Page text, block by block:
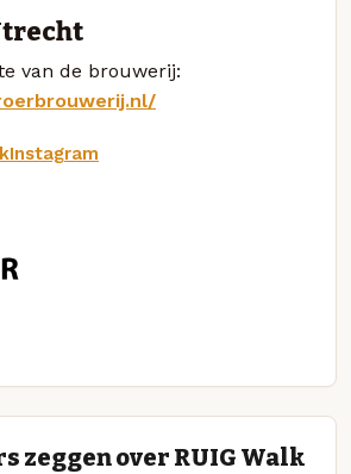
van de brouwerij:
Instagram
zeggen over RUIG Walk